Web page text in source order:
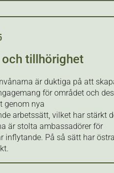
tillhörighet
är duktiga på att
för området och
genom nya
arbetssätt, vilket har stärkt
är stolta ambassadörer för
inflytande. På så sätt har östra